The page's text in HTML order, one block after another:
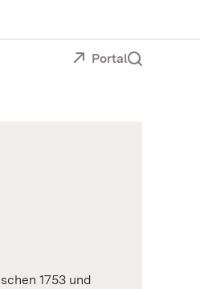
Portal
1753 und